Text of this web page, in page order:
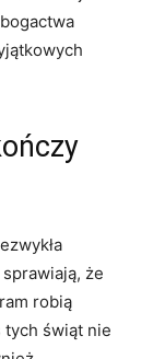
że
robią
tych świąt nie